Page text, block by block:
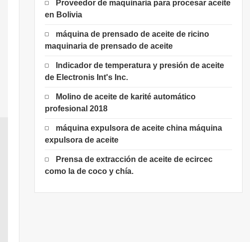
Proveedor de maquinaria para procesar aceite
en Bolivia
máquina de prensado de aceite de ricino
maquinaria de prensado de aceite
Indicador de temperatura y presión de aceite
de Electronis Int's Inc.
Molino de aceite de karité automático
profesional 2018
máquina expulsora de aceite china máquina
expulsora de aceite
Prensa de extracción de aceite de ecircec
como la de coco y chía.